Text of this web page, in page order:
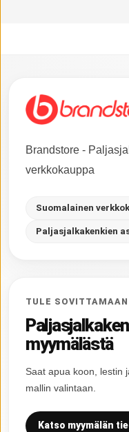
Brandstore -
verkkokauppa
Suomalainen
Paljasjalkakenkien
TULE SOVITTAMAAN
myymälästä
Saat apua koon, lestin
mallin valintaan.
Katso myymälän